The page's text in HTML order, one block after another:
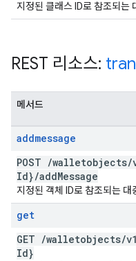
지정된 클래스 ID로 참조되는
REST 리소스:
메서드
addmessage
POST /walletobjects/
Id}/addMessage
지정된 객체 ID로 참조되는 대
get
GET /walletobjects/v1
Id}